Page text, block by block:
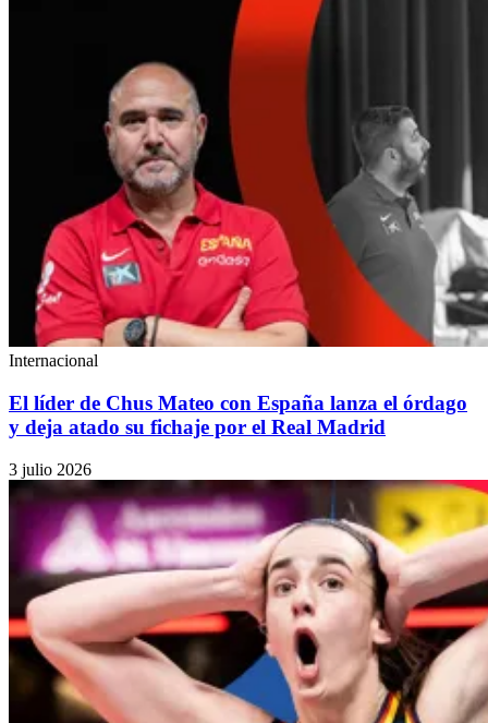
Internacional
El líder de Chus Mateo con España lanza el órdago
y deja atado su fichaje por el Real Madrid
3 julio 2026